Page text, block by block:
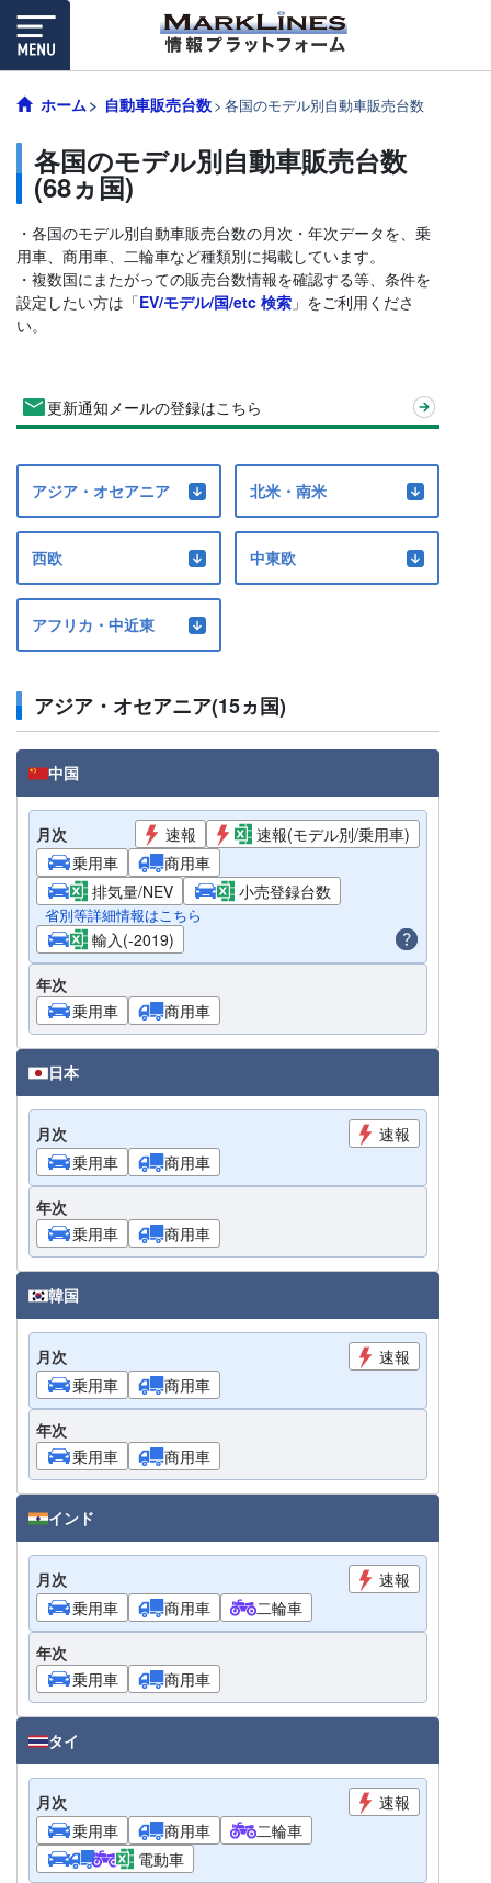
ホーム 自動車販売台数 各国のモデル別自動車販売台数
各国のモデル別自動車販売台数
(68ヵ国)
・各国のモデル別自動車販売台数の月次・年次データを、乗
用車、商用車、二輪車など種類別に掲載しています。
・複数国にまたがっての販売台数情報を確認する等、条件を
設定したい方は「EV/モデル/国/etc 検索 」をご利用くださ
い。
アジア・オセアニア 北米・南米
西欧 中東欧
アフリカ・中近東
更新通知メールの登録はこちら
アジア・オセアニア(15ヵ国)
中国
月次 速報
速報(モデル別/乗用車)
乗用車
商用車
排気量/NEV
小売登録台数
省別等詳細情報はこちら
輸入(-2019)
年次
乗用車
商用車
日本
月次
速報
乗用車
商用車
年次
乗用車
商用車
韓国
月次
速報
乗用車
商用車
年次
乗用車
商用車
インド
月次
速報
乗用車
商用車 二輪車
年次
乗用車
商用車
タイ
月次
速報
乗用車
商用車
二輪車
電動車